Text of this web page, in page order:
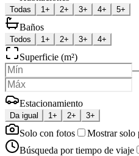
Todas 1+ 2+ 3+ 4+ 5+
Baños
Todos 1+ 2+ 3+ 4+
Superficie (m²)
Estacionamiento
Da igual 1+ 2+ 3+
Solo con fotos
Mostrar solo
Búsqueda por tiempo de viaje